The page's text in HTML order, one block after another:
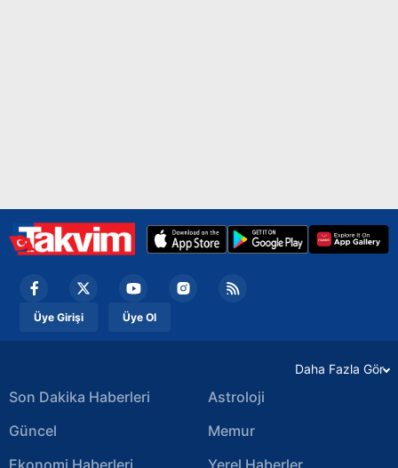
Üye Girişi Üye Ol
Daha Fazla Gör
Son Dakika Haberleri
Güncel
Astroloji
Memur